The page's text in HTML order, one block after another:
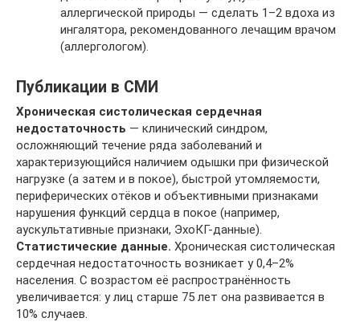
аллергической природы — сделать 1–2 вдоха из
ингалятора, рекомендованного лечащим врачом
(аллергологом).
Публикации в СМИ
Хроническая систолическая сердечная
недостаточность — клинический синдром,
осложняющий течение ряда заболеваний и
характеризующийся наличием одышки при физической
нагрузке (а затем и в покое), быстрой утомляемости,
периферических отёков и объективными признаками
нарушения функций сердца в покое (например,
аускультативные признаки, ЭхоКГ-данные).
Статистические данные. Хроническая систолическая
сердечная недостаточность возникает у 0,4–2%
населения. С возрастом её распространённость
увеличивается: у лиц старше 75 лет она развивается в
10% случаев.